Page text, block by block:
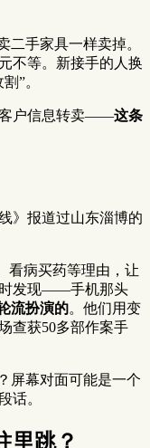
二手家具一样卖掉。
不等。新接手的人换
”。
客户信息转卖——这条
》报道过山东淄博的
看病买药等理由，让
时发现——手机那头
流扮演的。他们用变
查获50多部作案手
屏幕对面可能是一个
话。
里跳？